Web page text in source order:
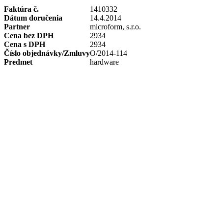
Faktúra č.
1410332
Dátum doručenia
14.4.2014
Partner
microform, s.r.o.
Cena bez DPH
2934
Cena s DPH
2934
Číslo objednávky/ZmluvyO/2014-114
Predmet
hardware